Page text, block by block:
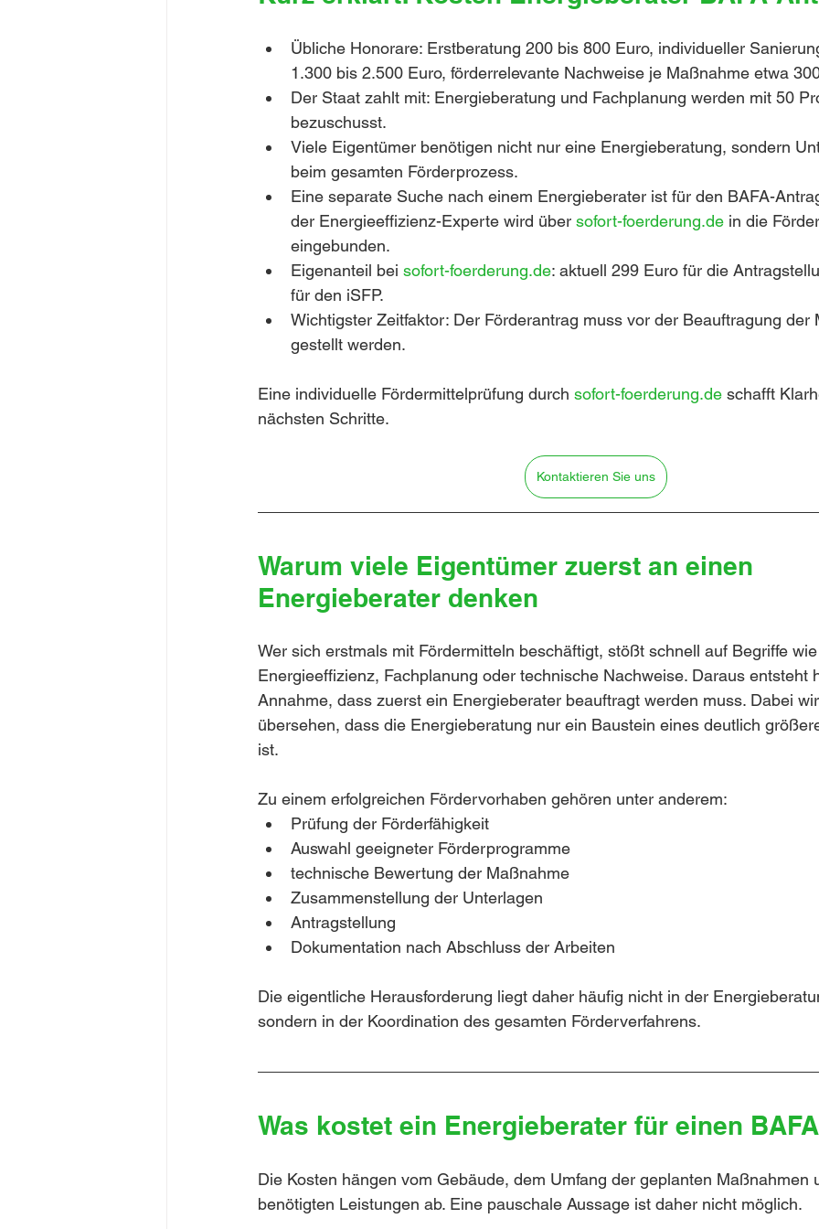
Übliche Honorare: Erstberatung 200 bis 800 Euro, individueller
1.300 bis 2.500 Euro, förderrelevante Nachweise je Maßnahme etwa
Der Staat zahlt mit: Energieberatung und Fachplanung werden mit 50
bezuschusst.
Viele Eigentümer benötigen nicht nur eine Energieberatung, sondern
beim gesamten Förderprozess.
Eine separate Suche nach einem Energieberater ist für den BAFA-
der Energieeffizienz-Experte wird über sofort-foerderung.de in die
eingebunden.
Eigenanteil bei sofort-foerderung.de: aktuell 299 Euro für die
für den iSFP.
Wichtigster Zeitfaktor: Der Förderantrag muss vor der Beauftragung
gestellt werden.
Eine individuelle Fördermittelprüfung durch sofort-foerderung.de schafft
nächsten Schritte.
Kontaktieren Sie uns
Warum viele Eigentümer zuerst an einen
Energieberater denken
Wer sich erstmals mit Fördermitteln beschäftigt, stößt schnell auf Begriffe
Energieeffizienz, Fachplanung oder technische Nachweise. Daraus entsteht
Annahme, dass zuerst ein Energieberater beauftragt werden muss. Dabei
übersehen, dass die Energieberatung nur ein Baustein eines deutlich
ist.
Zu einem erfolgreichen Fördervorhaben gehören unter anderem:
Prüfung der Förderfähigkeit
Auswahl geeigneter Förderprogramme
technische Bewertung der Maßnahme
Zusammenstellung der Unterlagen
Antragstellung
Dokumentation nach Abschluss der Arbeiten
Die eigentliche Herausforderung liegt daher häufig nicht in der
sondern in der Koordination des gesamten Förderverfahrens.
Was kostet ein Energieberater für einen
Die Kosten hängen vom Gebäude, dem Umfang der geplanten Maßnahmen
benötigten Leistungen ab. Eine pauschale Aussage ist daher nicht möglich.